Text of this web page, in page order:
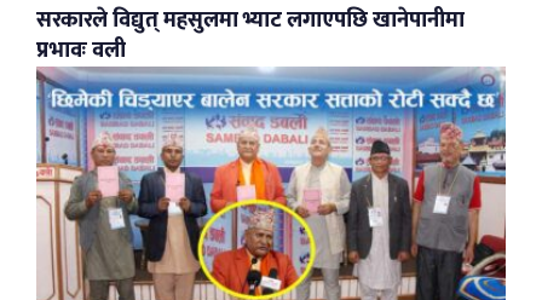
सरकारले विद्युत् महसुलमा भ्याट लगाएपछि खानेपानीमा
प्रभावः वली